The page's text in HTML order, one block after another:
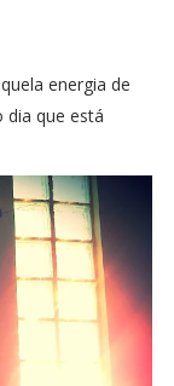
energia de
dia que está